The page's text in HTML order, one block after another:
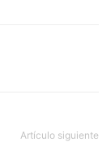
Artículo siguiente